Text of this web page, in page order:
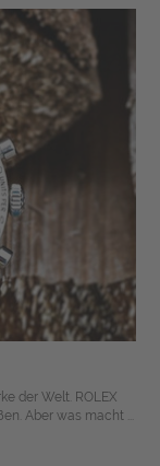
der Welt. ROLEX
Aber was macht ...